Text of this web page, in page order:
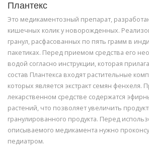
Плантекс
Это медикаментозный препарат,
кишечных колик у новорожденных.
гранул, расфасованных по пять грамм в
пакетиках. Перед приемом средства его
водой согласно инструкции, которая
состав Плантекса входят растительные
которых является экстракт семян фенхеля.
лекарственном средстве содержатся
растений, что позволяет увеличить
гранулированного продукта. Перед
описываемого медикамента нужно
педиатром.